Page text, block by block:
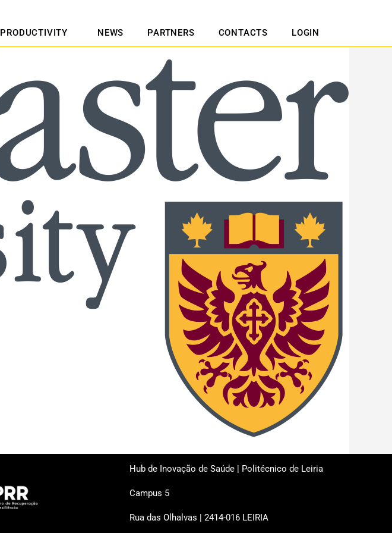
PRODUCTIVITY NEWS PARTNERS CONTACTS LOGIN
Hub de Inovação de Saúde | Politécnico de Leiria
Campus 5
Rua das Olhalvas | 2414-016 LEIRIA